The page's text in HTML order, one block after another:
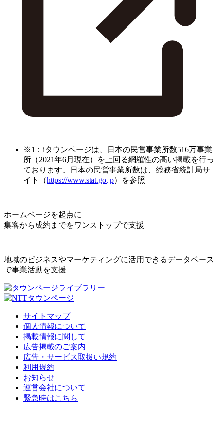
※1：iタウンページは、日本の民営事業所数516万事業
所（2021年6月現在）を上回る網羅性の高い掲載を行っ
ております。日本の民営事業所数は、総務省統計局サ
イト（https://www.stat.go.jp）を参照
ホームページを起点に
集客から成約までをワンストップで支援
地域のビジネスやマーケティングに活用できるデータベース
で事業活動を支援
サイトマップ
個人情報について
掲載情報に関して
広告掲載のご案内
広告・サービス取扱い規約
利用規約
お知らせ
運営会社について
緊急時はこちら